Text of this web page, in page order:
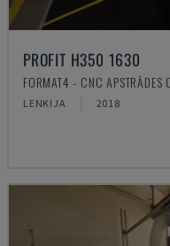
PROFIT H350 1630
FORMAT4 - CNC APSTRĀDES
LENKIJA 2018